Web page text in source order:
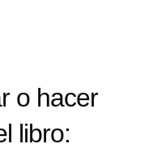
o hacer
libro: